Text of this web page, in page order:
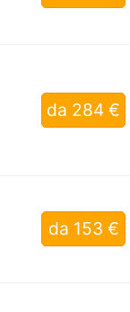
da 284 €
da 153 €